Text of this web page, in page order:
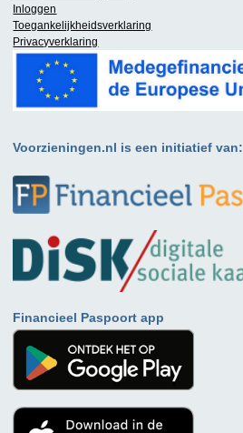
Inloggen
Toegankelijkheidsverklaring
Privacyverklaring
Voorzieningen.nl is een initiatief van:
Financieel Paspoort app